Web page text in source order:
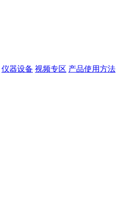
仪器设备 视频专区 产品使用方法